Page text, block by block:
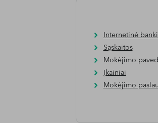
Internetinė
Sąskaitos
Mokėjimo
Įkainiai
Mokėjimo